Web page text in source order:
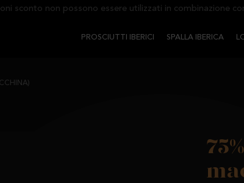
sconto non possono essere utilizzati in combinazione con
PROSCIUTTI IBERICI SPALLA IBERICA